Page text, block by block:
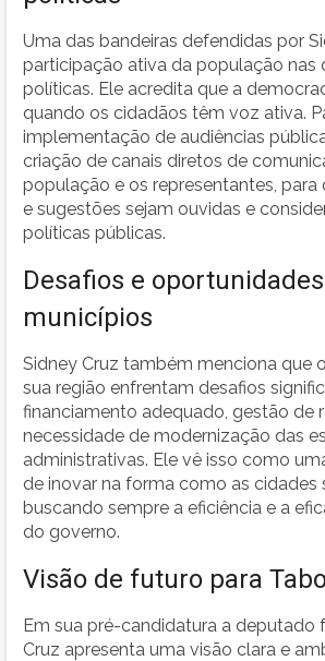
Uma das bandeiras defendidas por
participação ativa da população nas
políticas. Ele acredita que a
quando os cidadãos têm voz ativa.
implementação de audiências
criação de canais diretos de
população e os representantes, para
e sugestões sejam ouvidas e
políticas públicas.
Desafios e
municípios
Sidney Cruz também menciona que
sua região enfrentam desafios
financiamento adequado, gestão de
necessidade de modernização das
administrativas. Ele vê isso como
de inovar na forma como as cidades
buscando sempre a eficiência e a
do governo.
Visão de futuro para
Em sua pré-candidatura a deputado
Cruz apresenta uma visão clara e